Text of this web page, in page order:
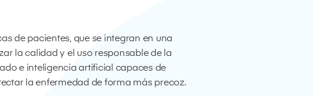
de pacientes, que se integran en una
la calidad y el uso responsable de la
e inteligencia artificial capaces de
la enfermedad de forma más precoz.